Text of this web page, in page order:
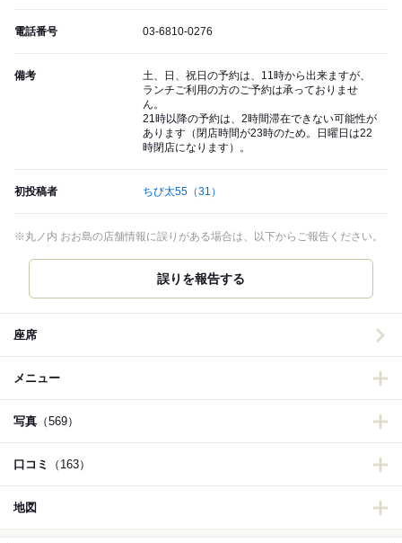
電話番号 03-6810-0276
備考
土、日、祝日の予約は、11時から出来ますが、
ランチご利用の方のご予約は承っておりませ
ん。
21時以降の予約は、2時間滞在できない可能性が
あります（閉店時間が23時のため。日曜日は22
時閉店になります）。
初投稿者 ちび太55 （31）
※丸ノ内 おお島の店舗情報に誤りがある場合は、以下からご報告ください。
誤りを報告する
座席
メニュー
写真 （569）
口コミ （163）
地図